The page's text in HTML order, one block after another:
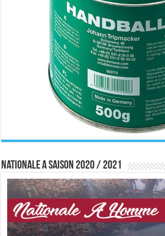
Nationale A saison 2020 / 2021